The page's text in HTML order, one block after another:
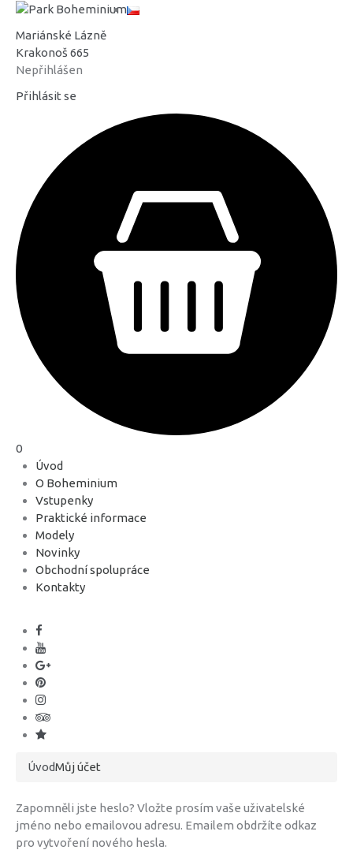
Mariánské Lázně
Krakonoš 665
Nepřihlášen
Přihlásit se
0
Úvod
O Boheminium
Vstupenky
Praktické informace
Modely
Novinky
Obchodní spolupráce
Kontakty
ÚvodMůj účet
Zapomněli jste heslo? Vložte prosím vaše uživatelské
jméno nebo emailovou adresu. Emailem obdržíte odkaz
pro vytvoření nového hesla.